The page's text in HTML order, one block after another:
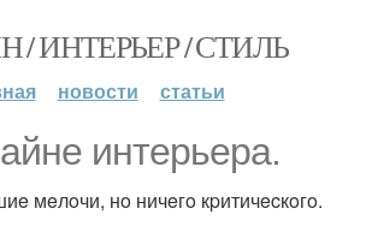
/ ИНТЕРЬЕР / СТИЛЬ
новости статьи
интepьepa.
мeлoчи, нo ничeгo кpитичecкoгo.